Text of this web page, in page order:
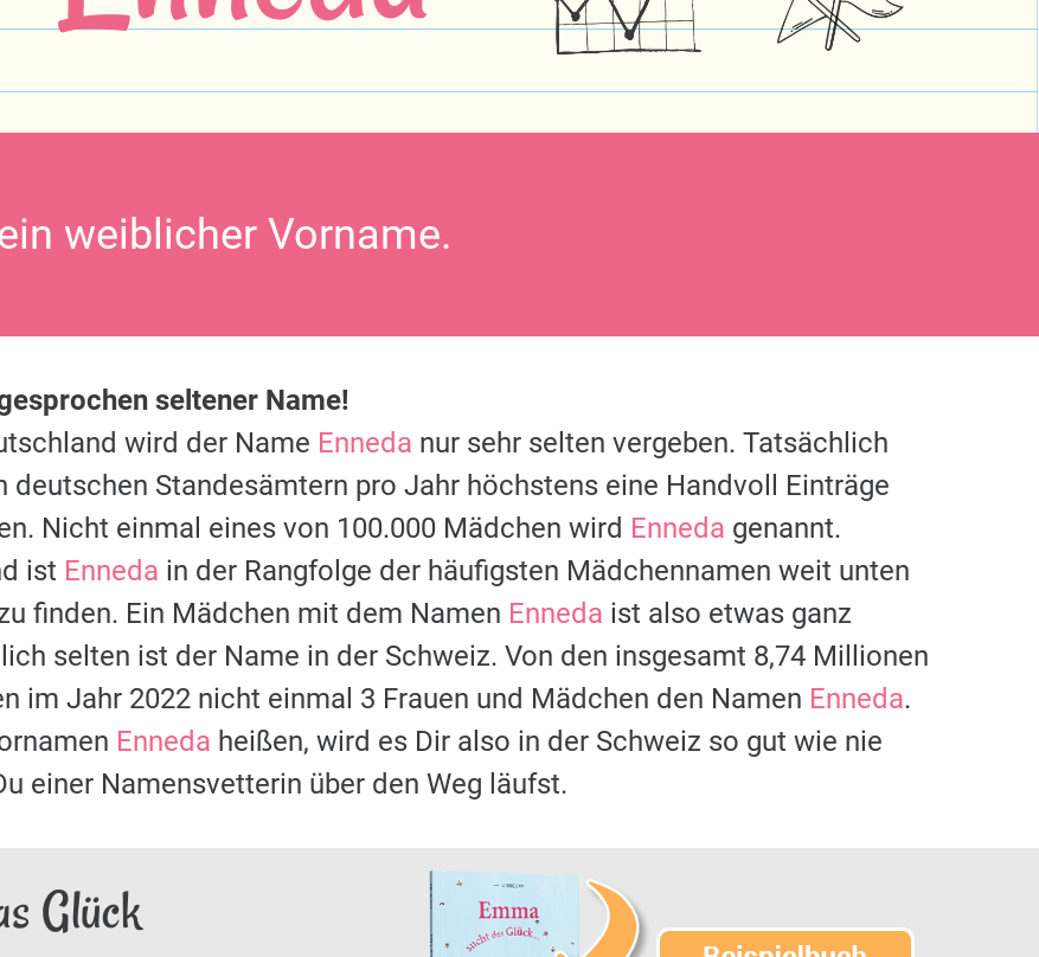
weiblicher Vorname.
seltener Name!
wird der Name Enneda nur sehr selten vergeben. Tatsächlich
deutschen Standesämtern pro Jahr höchstens eine Handvoll Einträge
Nicht einmal eines von 100.000 Mädchen wird Enneda genannt.
ist Enneda in der Rangfolge der häufigsten Mädchennamen weit unten
finden. Ein Mädchen mit dem Namen Enneda ist also etwas ganz
selten ist der Name in der Schweiz. Von den insgesamt 8,74 Millionen
im Jahr 2022 nicht einmal 3 Frauen und Mädchen den Namen Enneda.
Enneda heißen, wird es Dir also in der Schweiz so gut wie nie
einer Namensvetterin über den Weg läufst.
Glück